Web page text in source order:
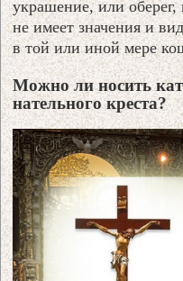
украшение, или
не имеет значения и
в той или иной мере
Можно ли носить
нательного креста?